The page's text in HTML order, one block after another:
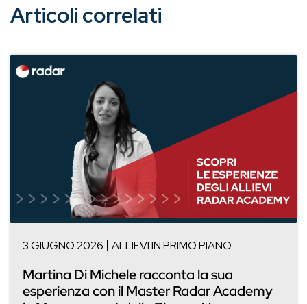
Articoli correlati
3 GIUGNO 2026 ALLIEVI IN PRIMO PIANO
Martina Di Michele racconta la sua
esperienza con il Master Radar Academy